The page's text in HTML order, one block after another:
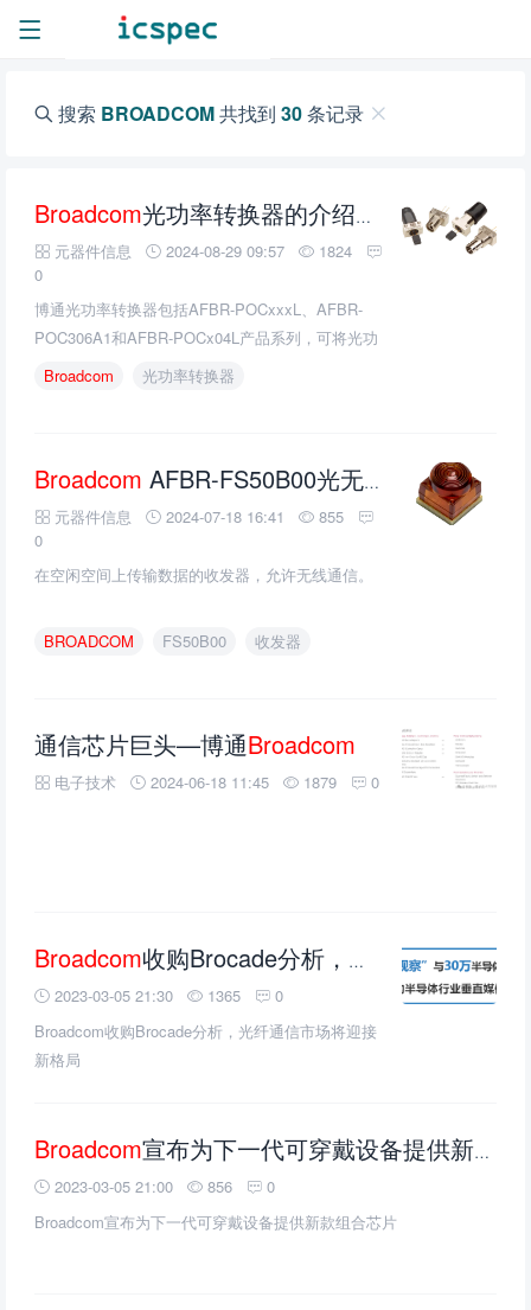
搜索 BROADCOM共找到 30条记录
Broadcom光功率转换器的介绍、特性、及应用
元器件信息 2024-08-29 09:57
1824
0
博通光功率转换器包括AFBR-POCxxxL、AFBR-
POC306A1和AFBR-POCx04L产品系列，可将光功
率转换为电能，以满足在高要求的工业环境中需要
Broadcom 光功率转换器
Broadcom AFBR-FS50B00光无线收发器的介绍、特性、及应用
元器件信息 2024-07-18 16:41
855
0
在空闲空间上传输数据的收发器，允许无线通信。
BROADCOM FS50B00 收发器
通信芯片巨头—博通Broadcom
电子技术 2024-06-18 11:45 1879 0
Broadcom收购Brocade分析，光纤通信市场将迎接新格局
2023-03-05 21:30 1365
0
Broadcom收购Brocade分析，光纤通信市场将迎接
新格局
Broadcom宣布为下一代可穿戴设备提供新款组合芯片
2023-03-05 21:00 856
0
Broadcom宣布为下一代可穿戴设备提供新款组合芯片